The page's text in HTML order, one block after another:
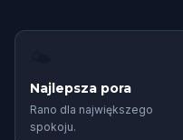
Najlepsza pora
Rano dla największego
spokoju.